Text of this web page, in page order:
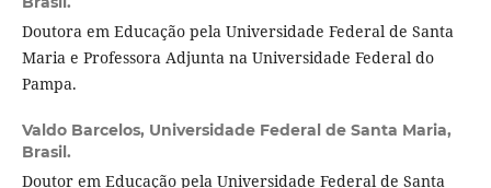
Doutora em Educação pela Universidade Federal de Santa
Maria e Professora Adjunta na Universidade Federal do
Pampa.
Valdo Barcelos, Universidade Federal de Santa Maria,
Brasil.
Doutor em Educação pela Universidade Federal de Santa